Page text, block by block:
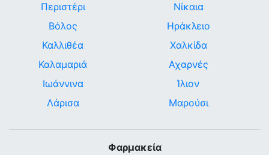
Περιστέρι
Βόλος
Καλλιθέα
Καλαμαριά
Ιωάννινα
Λάρισα
Νίκαια
Ηράκλειο
Χαλκίδα
Αχαρνές
Ίλιον
Μαρούσι
Φαρμακεία